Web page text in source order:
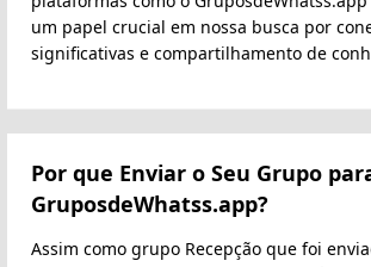
um papel crucial em nossa busca por
significativas e compartilhamento de
Por que Enviar o Seu Grupo
GruposdeWhatss.app?
Assim como grupo Recepção que foi